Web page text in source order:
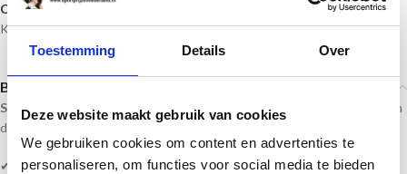
Toestemming Details Over
Deze website maakt gebruik van cookies
We gebruiken cookies om content en advertenties te
personaliseren, om functies voor social media te bieden
Categorieën:
Gouden bekers,
Kleine bekers
Beschrijving
Sportprijzennederland.nl
levert deze beker direct uit voorraad. En kan
daardoor
worden!
✔ Hoogte beker is15 cm